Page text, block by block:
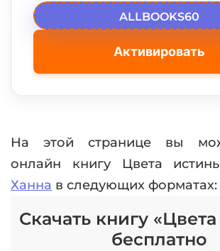
ALLBOOKS60
Активировать
На этой странице вы
онлайн книгу Цвета
Ханна в следующих форматах:
Скачать книгу
бесплатно